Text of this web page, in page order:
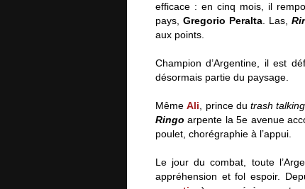
efficace : en cinq mois, il
pays, Gregorio Peralta. Las,
aux points.
Champion d’Argentine, il est
désormais partie du paysage.
MêmeAli , prince dutrash talking
Ringoarpente la 5e avenue
poulet, chorégraphie à l’appui.
Le jour du combat, toute
appréhension et fol espoir.